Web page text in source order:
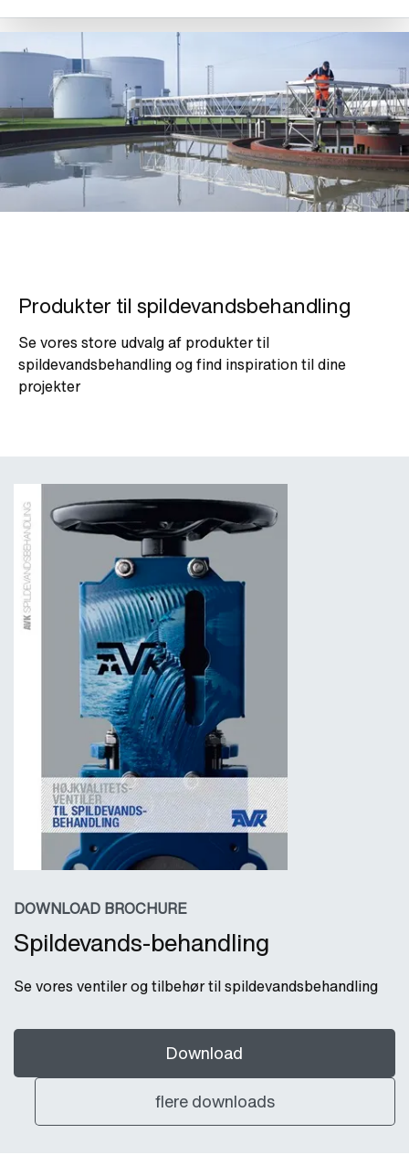
Produkter til spildevandsbehandling
Se vores store udvalg af produkter til
spildevandsbehandling og find inspiration til dine
projekter
DOWNLOAD BROCHURE
Spildevands-behandling
Se vores ventiler og tilbehør til spildevandsbehandling
Download
flere downloads